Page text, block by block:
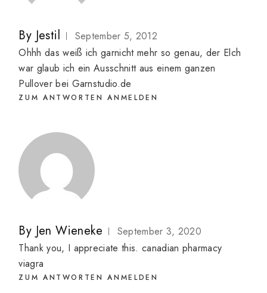
By Jestil
September 5, 2012
Ohhh das weiß ich garnicht mehr so genau, der Elch
war glaub ich ein Ausschnitt aus einem ganzen
Pullover bei Garnstudio.de
ZUM ANTWORTEN ANMELDEN
By Jen Wieneke
September 3, 2020
Thank you, I appreciate this. canadian pharmacy
viagra
ZUM ANTWORTEN ANMELDEN